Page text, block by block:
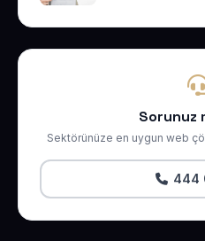
Sorunuz
Sektörünüze en uygun web
444